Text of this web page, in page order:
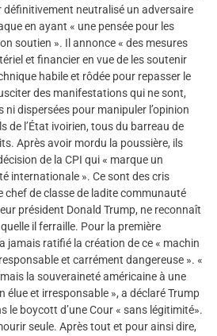
définitivement neutralisé un adversaire
en ayant « une pensée pour les
soutien ». Il annonce « des mesures
et financier en vue de les soutenir
habile et rôdée pour repasser le
des manifestations qui ne sont,
dispersées pour manipuler l’opinion
de l’État ivoirien, tous du barreau de
Après avoir mordu la poussière, ils
de la CPI qui « marque un
internationale ». Ce sont des cris
chef de classe de ladite communauté
président Donald Trump, ne reconnaît
il ferraille. Pour la première
jamais ratifié la création de ce « machin
et carrément dangereuse ». «
la souveraineté américaine à une
élue et irresponsable », a déclaré Trump
le boycott d’une Cour « sans légitimité».
seule. Après tout et pour ainsi dire,